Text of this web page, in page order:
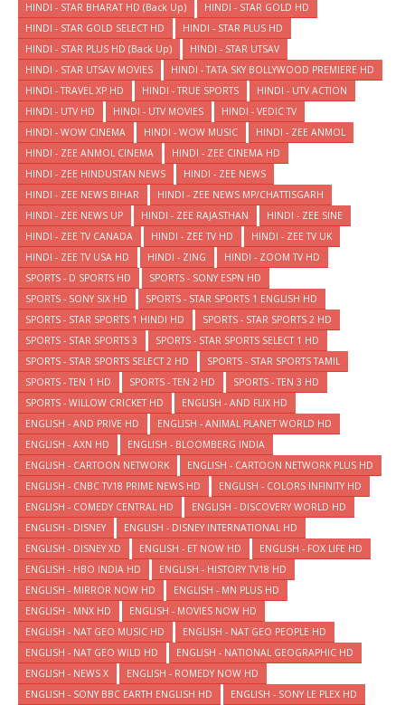
HINDI - STAR BHARAT HD (Back Up)
HINDI - STAR GOLD HD
HINDI - STAR GOLD SELECT HD
HINDI - STAR PLUS HD
HINDI - STAR PLUS HD (Back Up)
HINDI - STAR UTSAV
HINDI - STAR UTSAV MOVIES
HINDI - TATA SKY BOLLYWOOD PREMIERE HD
HINDI - TRAVEL XP HD
HINDI - TRUE SPORTS
HINDI - UTV ACTION
HINDI - UTV HD
HINDI - UTV MOVIES
HINDI - VEDIC TV
HINDI - WOW CINEMA
HINDI - WOW MUSIC
HINDI - ZEE ANMOL
HINDI - ZEE ANMOL CINEMA
HINDI - ZEE CINEMA HD
HINDI - ZEE HINDUSTAN NEWS
HINDI - ZEE NEWS
HINDI - ZEE NEWS BIHAR
HINDI - ZEE NEWS MP/CHATTISGARH
HINDI - ZEE NEWS UP
HINDI - ZEE RAJASTHAN
HINDI - ZEE SINE
HINDI - ZEE TV CANADA
HINDI - ZEE TV HD
HINDI - ZEE TV UK
HINDI - ZEE TV USA HD
HINDI - ZING
HINDI - ZOOM TV HD
SPORTS - D SPORTS HD
SPORTS - SONY ESPN HD
SPORTS - SONY SIX HD
SPORTS - STAR SPORTS 1 ENGLISH HD
SPORTS - STAR SPORTS 1 HINDI HD
SPORTS - STAR SPORTS 2 HD
SPORTS - STAR SPORTS 3
SPORTS - STAR SPORTS SELECT 1 HD
SPORTS - STAR SPORTS SELECT 2 HD
SPORTS - STAR SPORTS TAMIL
SPORTS - TEN 1 HD
SPORTS - TEN 2 HD
SPORTS - TEN 3 HD
SPORTS - WILLOW CRICKET HD
ENGLISH - AND FLIX HD
ENGLISH - AND PRIVE HD
ENGLISH - ANIMAL PLANET WORLD HD
ENGLISH - AXN HD
ENGLISH - BLOOMBERG INDIA
ENGLISH - CARTOON NETWORK
ENGLISH - CARTOON NETWORK PLUS HD
ENGLISH - CNBC TV18 PRIME NEWS HD
ENGLISH - COLORS INFINITY HD
ENGLISH - COMEDY CENTRAL HD
ENGLISH - DISCOVERY WORLD HD
ENGLISH - DISNEY
ENGLISH - DISNEY INTERNATIONAL HD
ENGLISH - DISNEY XD
ENGLISH - ET NOW HD
ENGLISH - FOX LIFE HD
ENGLISH - HBO INDIA HD
ENGLISH - HISTORY TV18 HD
ENGLISH - MIRROR NOW HD
ENGLISH - MN PLUS HD
ENGLISH - MNX HD
ENGLISH - MOVIES NOW HD
ENGLISH - NAT GEO MUSIC HD
ENGLISH - NAT GEO PEOPLE HD
ENGLISH - NAT GEO WILD HD
ENGLISH - NATIONAL GEOGRAPHIC HD
ENGLISH - NEWS X
ENGLISH - ROMEDY NOW HD
ENGLISH - SONY BBC EARTH ENGLISH HD
ENGLISH - SONY LE PLEX HD